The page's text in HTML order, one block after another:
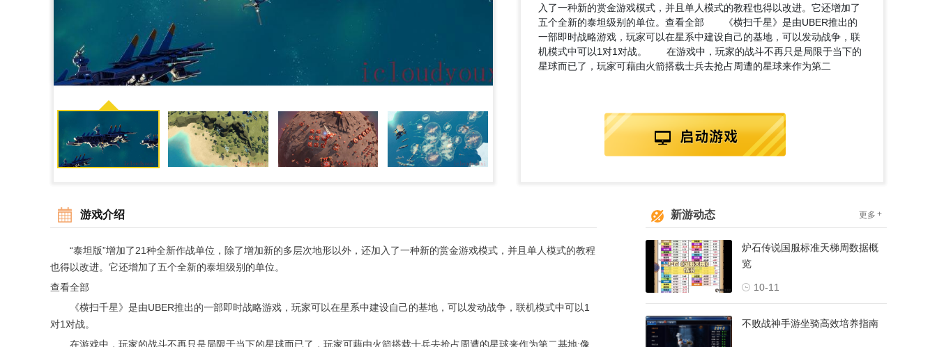
入了一种新的赏金游戏模式，并且单人模式的教程也得以改进。它还增加了
五个全新的泰坦级别的单位。查看全部 《横扫千星》是由UBER推出的
一部即时战略游戏，玩家可以在星系中建设自己的基地，可以发动战争，联
机模式中可以1对1对战。 在游戏中，玩家的战斗不再只是局限于当下的
星球而已了，玩家可藉由火箭搭载士兵去抢占周遭的星球来作为第二
游戏介绍
“泰坦版”增加了21种全新作战单位，除了增加新的多层次地形以外，还加入了一种新的赏金游戏模式，并且单人模式的教程
也得以改进。它还增加了五个全新的泰坦级别的单位。
查看全部
《横扫千星》是由UBER推出的一部即时战略游戏，玩家可以在星系中建设自己的基地，可以发动战争，联机模式中可以1
对1对战。
在游戏中，玩家的战斗不再只是局限于当下的星球而已了，玩家可藉由火箭搭载士兵去抢占周遭的星球来作为第二基地;像
新游动态 更多 +
炉石传说国服标准天梯周数据概
览
10-11
不败战神手游坐骑高效培养指南